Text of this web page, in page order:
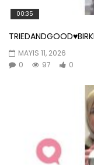
00:35
MAYIS 11, 2026
0
97 0